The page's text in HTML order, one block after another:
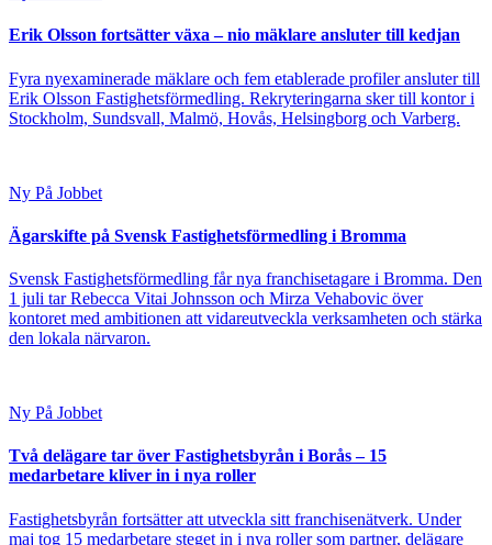
Erik Olsson fortsätter växa – nio mäklare ansluter till kedjan
Fyra nyexaminerade mäklare och fem etablerade profiler ansluter till
Erik Olsson Fastighetsförmedling. Rekryteringarna sker till kontor i
Stockholm, Sundsvall, Malmö, Hovås, Helsingborg och Varberg.
Ny På Jobbet
Ägarskifte på Svensk Fastighetsförmedling i Bromma
Svensk Fastighetsförmedling får nya franchisetagare i Bromma. Den
1 juli tar Rebecca Vitai Johnsson och Mirza Vehabovic över
kontoret med ambitionen att vidareutveckla verksamheten och stärka
den lokala närvaron.
Ny På Jobbet
Två delägare tar över Fastighetsbyrån i Borås – 15
medarbetare kliver in i nya roller
Fastighetsbyrån fortsätter att utveckla sitt franchisenätverk. Under
maj tog 15 medarbetare steget in i nya roller som partner, delägare